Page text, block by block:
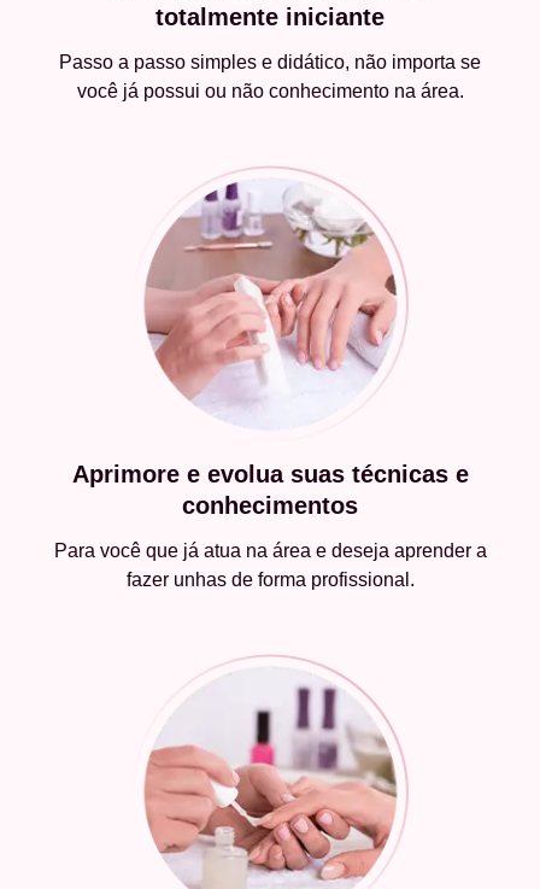
totalmente iniciante
Passo a passo simples e didático, não importa se
você já possui ou não conhecimento na área.
Aprimore e evolua suas técnicas e
conhecimentos
Para você que já atua na área e deseja aprender a
fazer unhas de forma profissional.